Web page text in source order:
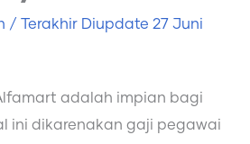
/ Terakhir Diupdate 27 Juni
adalah impian bagi
ini dikarenakan gaji pegawai